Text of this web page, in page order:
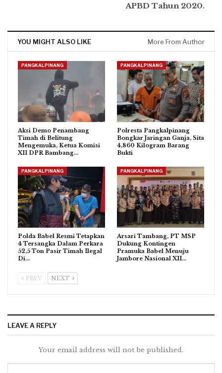
APBD Tahun 2020.
YOU MIGHT ALSO LIKE More From Author
PANGKALPINANG
Aksi Demo Penambang
Timah di Belitung
Mengemuka, Ketua Komisi
XII DPR Bambang…
PANGKALPINANG
Polresta Pangkalpinang
Bongkar Jaringan Ganja, Sita
4,860 Kilogram Barang
Bukti
PANGKALPINANG
Polda Babel Resmi Tetapkan
4 Tersangka Dalam Perkara
52,5 Ton Pasir Timah Ilegal
Di…
PANGKALPINANG
Arsari Tambang, PT MSP
Dukung Kontingen
Pramuka Babel Menuju
Jambore Nasional XII…
PREV NEXT
LEAVE A REPLY
Your email address will not be published.